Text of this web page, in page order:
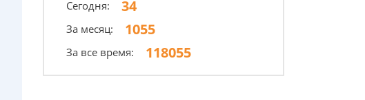
Сегодня: 34
За месяц: 1055
За все время: 118055